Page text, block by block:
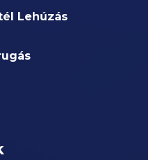
Lehúzás